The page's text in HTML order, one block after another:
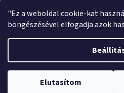
"Ez a weboldal cookie-kat
böngészésével elfogadja azok
Elutasítom
kouzelnehry
Shoptet
Copyright 2026